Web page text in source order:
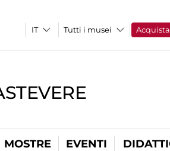
Tutti i musei Acquista
MOSTRE EVENTI